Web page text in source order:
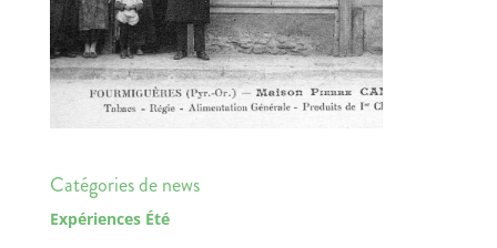
Catégories de news
Expériences Été